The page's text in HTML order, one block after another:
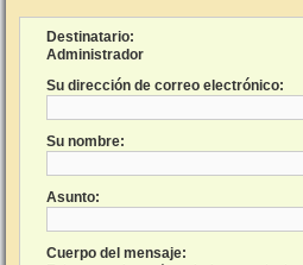
Destinatario:
Administrador
Su dirección de correo electrónico:
Su nombre:
Asunto:
Cuerpo del mensaje: